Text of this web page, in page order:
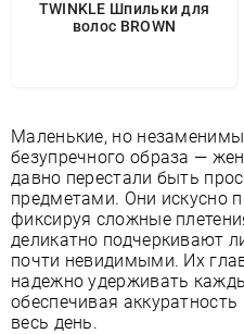
TWINKLE Шпильки для
волос BROWN
Маленькие, но
безупречного образа —
давно перестали быть
предметами. Они искусно
фиксируя сложные
деликатно подчеркивают
почти невидимыми. Их
надежно удерживать
обеспечивая
весь день.